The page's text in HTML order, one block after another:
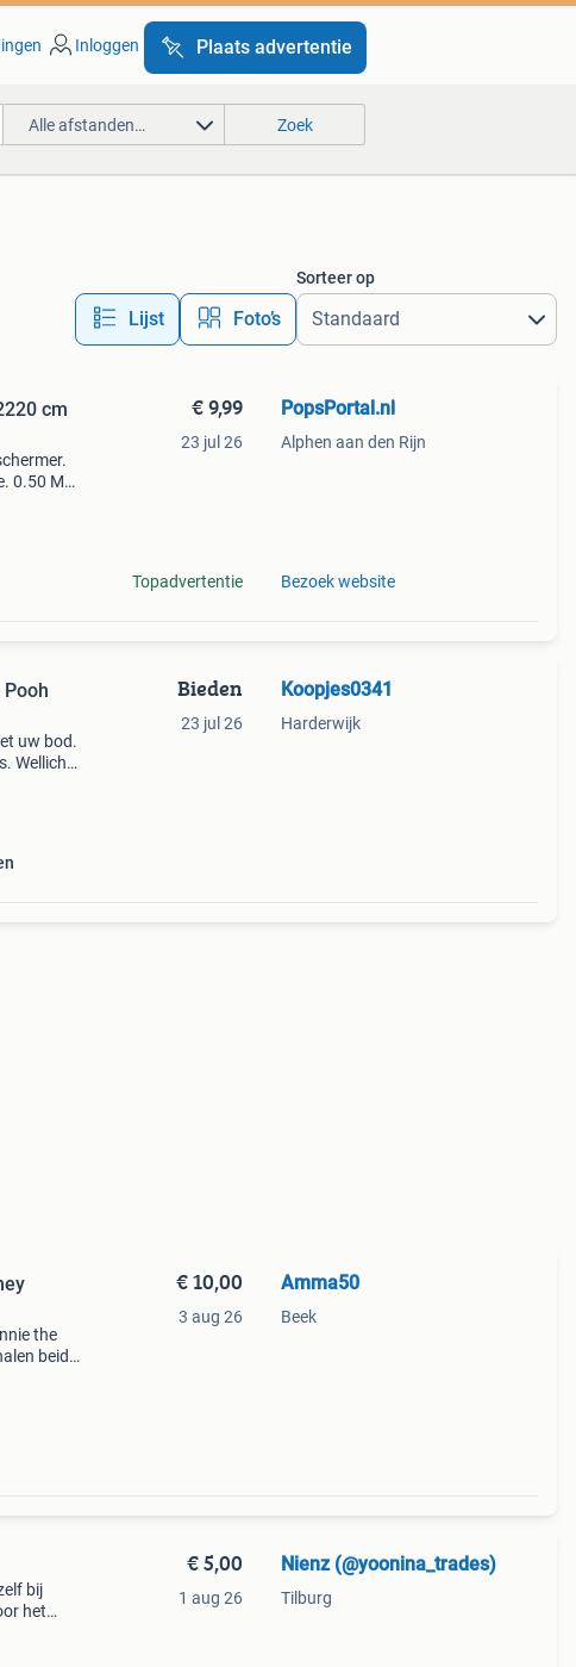
Inloggen Plaats advertentie
Alle afstanden… Zoek
Lijst Foto’s
Sorteer op
cm
0.50 Mm
€ 9,99
23 jul 26
Topadvertentie
PopsPortal.nl
Alphen aan den Rijn
Bezoek website
uw bod.
Wellicht
Bieden
23 jul 26
Koopjes0341
Harderwijk
the
beide
€ 10,00
3 aug 26
Amma50
Beek
bij
het
€ 5,00
1 aug 26
Nienz (@yoonina_trades)
Tilburg